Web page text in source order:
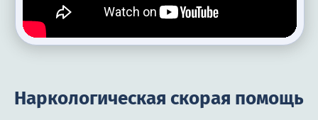
Наркологическая скорая помощь